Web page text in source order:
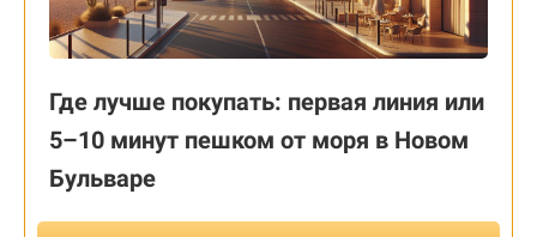
Где лучше покупать: первая линия или
5–10 минут пешком от моря в Новом
Бульваре